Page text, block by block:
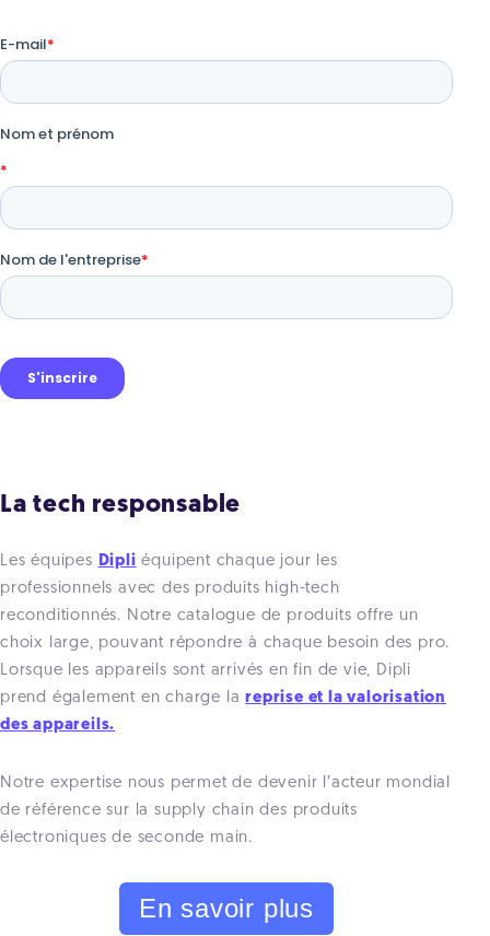
La tech responsable
Les équipes Dipli équipent chaque jour les
professionnels avec des produits high-tech
reconditionnés. Notre catalogue de produits offre un
choix large, pouvant répondre à chaque besoin des pro.
Lorsque les appareils sont arrivés en fin de vie, Dipli
prend également en charge lareprise et la valorisation
des appareils.
Notre expertise nous permet de devenir l’acteur mondial
de référence sur la supply chain des produits
électroniques de seconde main.
En savoir plus